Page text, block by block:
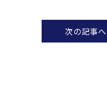
次の記事へ